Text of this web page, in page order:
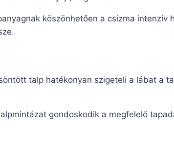
köszönhetően a csizma
talp hatékonyan szigeteli a lábat a
gondoskodik a megfelelő